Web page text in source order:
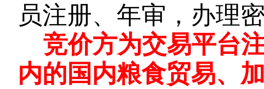
员注册、年审，办理
竞价方为交易平台
内的国内粮食贸易、